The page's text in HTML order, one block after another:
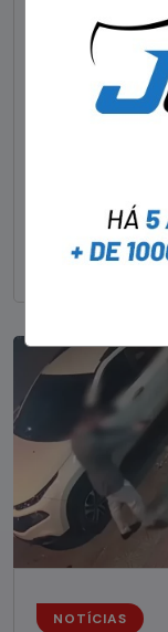
Foragido
em bar morre
Um dos dois
um delegado
Sul catarinense,
NOTÍCIAS